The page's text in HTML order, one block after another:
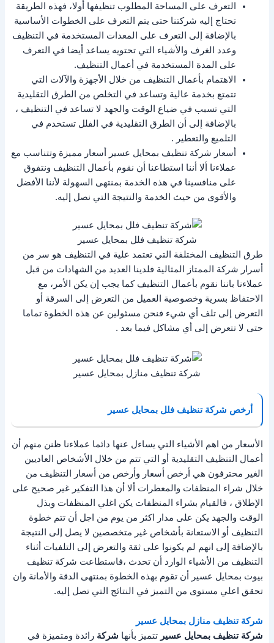
التعرف على المساحة المطلوب تنظيفها أولا، فهذه الطريقة
تحتاج إليه شركتنا حتى يتم التعرف على الخطوات الأساسية
بالإضافة إلى التعرف على المعدات المستخدمة في التنظيف
وعدد الغرف والأشياء التي تحتويه يساعد أيضا في التعرف
على المدة المستخدمة في أعمال التنظيف.
الاهتمام بأعمال التنظيف من خلال الأجهزة والآلات التي
تتمتع بخدمة عالية وتساعد في التخلص من الطرق التقليدية
التي تسبب في ضياع الوقت والجهد لا تساعد في التنظيف ،
بالإضافة إلى أن الطرق التقليدية في الفلل تستخدم في
التلميع والتعطير .
أسعار شركة تنظيف بمحايل عسير أسعار مميزة وتتناسب مع
عملاءنا ألا أننا استطاعنا أن نقوم بأعمال التنظيف ونتفوق
على منافسينا في هذه الخدمة بمنتهى السهولة لأننا الأفضل
والأقوى من حيث الخدمة والنتيجة التي نصل إليه.
شركة تنظيف فلل بمحايل عسير
طرق التنظيف المختلفة التي تعتمد علية في التنظيف هو سر من
أسرار شركة الممتاز المثالية فلدينا العديد من الشهادات من قبل
عملاءنا باننا نقوم بأعمال التنظيف كما يجب إن يكن الأمر، مع
الاحتفاظ بسرية وخصوصية العميل من التعرض إلى السرقة أو
التعرض إلى تلف أي شيء فنحن مسئولين عن هذه الخطوة تماما
حتى لا تتعرض إلى أي مشاكل فيما بعد .
شركة تنظيف منازل بمحايل عسير
أرخص شركة تنظيف فلل بمحايل عسير
الأسعار من اهم الأشياء التي يساءل عنها دائما عملاءنا ظنن منهم أن
أعمال التنظيف التقليدية أو التي تتم من خلال الأشخاص العاديين
الغير محترفون هي أرخص أسعار وأرخص من أسعار التنظيف من
خلال شراء المنظفات والمعطرات ألا أن هذا التفكير غير صحيح على
الإطلاق ، فالقيام بشراء المنظفات يكن اغلي المنظفات وبذل
الوقت والجهد يكن على مدار اكثر من يوم من اجل أن تتم خطوة
التنظيف أو الاستعانة بأشخاص غير متخصصين لا يصل إلى النتيجة
بالإضافة إلى انهم لم يكونوا على ثقة والتعرض إلى التلفيات أثناء
التنظيف من الأشياء الوارد أن تحدث ،فاستطاعت شركة تنظيف
بيوت بمحايل عسير أن تقوم بهذه الخطوة بمنتهى الدقة والأمانة وان
تحقق اعلي مستوى من التميز في النتائج التي تصل إليه.
شركة تنظيف منازل بمحايل عسير
شركة تنظيف بمحايل عسير تتميز بأنها شركة رائدة ومتميزة في